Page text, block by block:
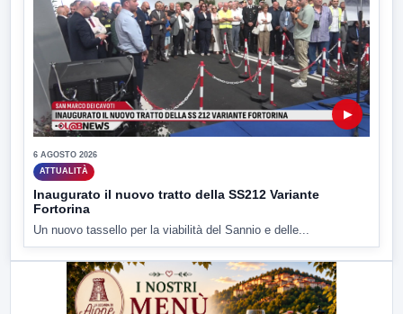
▶
6 AGOSTO 2026
ATTUALITÀ
Inaugurato il nuovo tratto della SS212 Variante
Fortorina
Un nuovo tassello per la viabilità del Sannio e delle...